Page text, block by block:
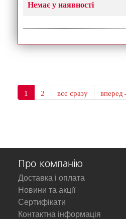
Немає у наявності
1 2 все сразу
Про компанію
Доставка і оплата
Новини та акції
Сертифікати
Контактна інформація